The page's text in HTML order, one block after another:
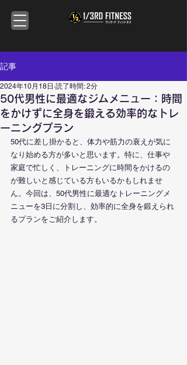
記事
50代男性に最適なジムメニュー：時間
をかけずに全身を鍛える効率的なトレ
ーニングプラン
2024年10月18日 読了時間: 2分
50代に差し掛かると、体力や筋力の衰えが気に
なり始める方が多いと思います。特に、仕事や
家庭で忙しく、トレーニングに時間をかけるの
が難しいと感じている方もいるかもしれませ
ん。今回は、50代男性に最適なトレーニングメ
ニューを3日に分割し、効率的に全身を鍛えられ
るプランをご紹介します。